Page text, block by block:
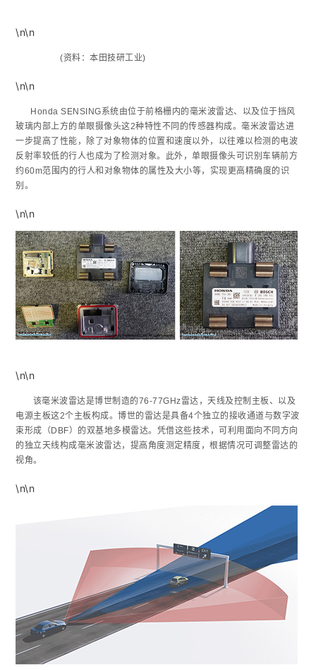
\n\n
(资料：本田技研工业)
\n\n
Honda SENSING系统由位于前格栅内的毫米波雷达、以及位于挡风
玻璃内部上方的单眼摄像头这2种特性不同的传感器构成。毫米波雷达进
一步提高了性能，除了对象物体的位置和速度以外，以往难以检测的电波
反射率较低的行人也成为了检测对象。此外，单眼摄像头可识别车辆前方
约60m范围内的行人和对象物体的属性及大小等，实现更高精确度的识
别。
\n\n
\n\n
该毫米波雷达是博世制造的76-77GHz雷达，天线及控制主板、以及
电源主板这2个主板构成。博世的雷达是具备4个独立的接收通道与数字波
束形成（DBF）的双基地多模雷达。凭借这些技术，可利用面向不同方向
的独立天线构成毫米波雷达，提高角度测定精度，根据情况可调整雷达的
视角。
\n\n